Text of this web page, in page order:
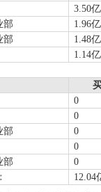
3.50亿
部
1.96亿
部
1.48亿
1.14亿
0
0
部
0
0
部
0
12.04